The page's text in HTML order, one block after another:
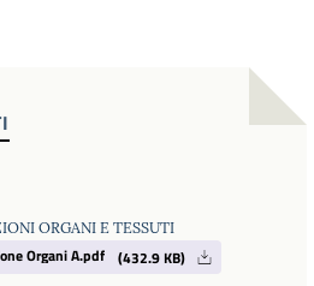
ORGANI E TESSUTI
Organi A.pdf (432.9 KB)